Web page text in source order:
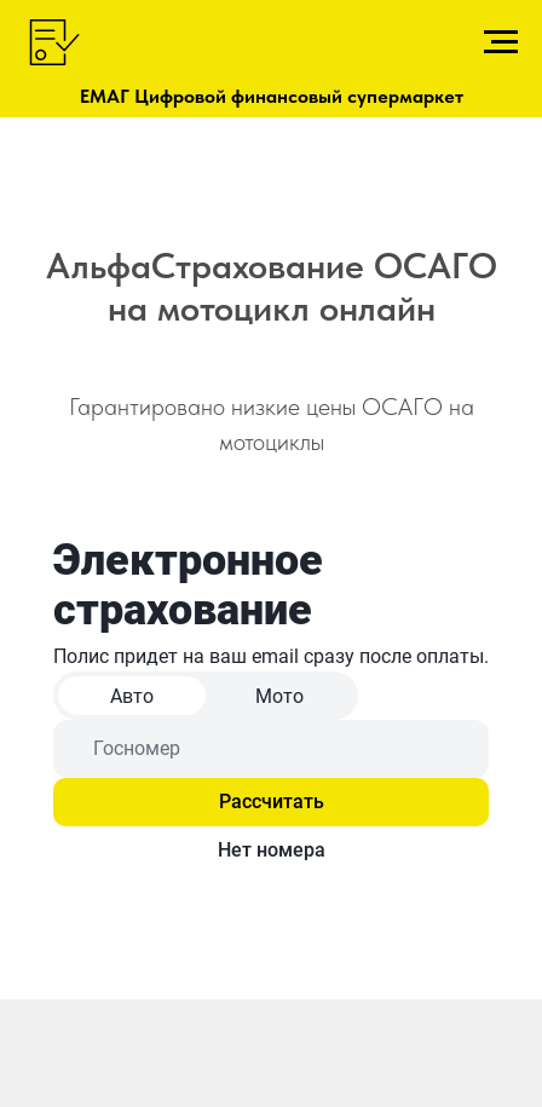
ЕМАГ Цифровой финансовый супермаркет
АльфаСтрахование ОСАГО
на мотоцикл онлайн
Гарантировано низкие цены ОСАГО на
мотоциклы